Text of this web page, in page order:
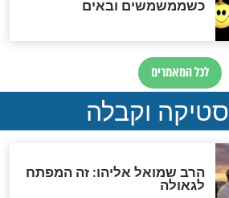
בימות המשיח?
הגאולה תהיה אפיקורסות
גדולה מאוד של